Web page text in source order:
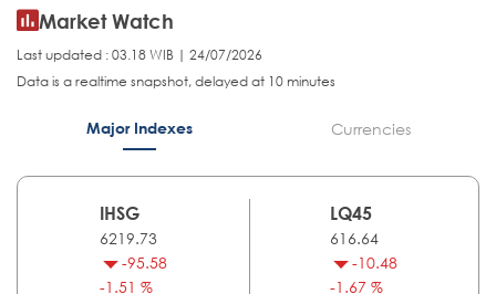
Market Watch
Last updated : 03.18 WIB | 24/07/2026
Data is a realtime snapshot, delayed at 10 minutes
Major Indexes Currencies
IHSG
6219.73
-95.58
-1.51 %
LQ45
616.64
-10.48
-1.67 %